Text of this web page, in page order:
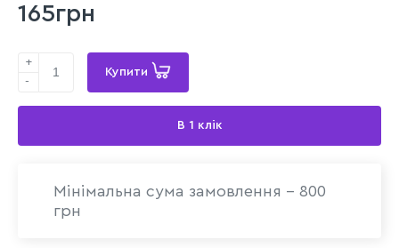
165грн
+
-
Купити
В 1 клік
Мінімальна сума замовлення - 800
грн